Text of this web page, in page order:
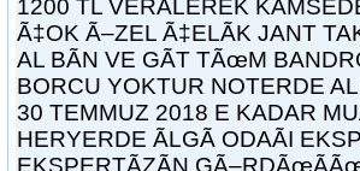
1200 TL VERÃLEREK
Ã‡OK Ã–ZEL Ã‡ELÃK JANT
AL BÃN VE GÃT TÃœM
BORCU YOKTUR NOTERDE
30 TEMMUZ 2018 E KADAR
HERYERDE ÃLGÃ ODAÃI
EKSPERTÃZÃN